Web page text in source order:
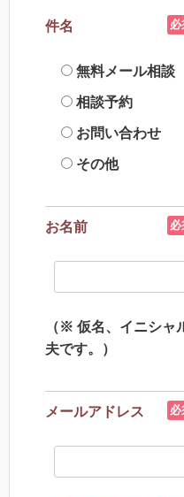
件名 必
無料メール相談
相談予約
お問い合わせ
その他
お名前 必
（※ 仮名、イニシャ
夫です。）
メールアドレス 必